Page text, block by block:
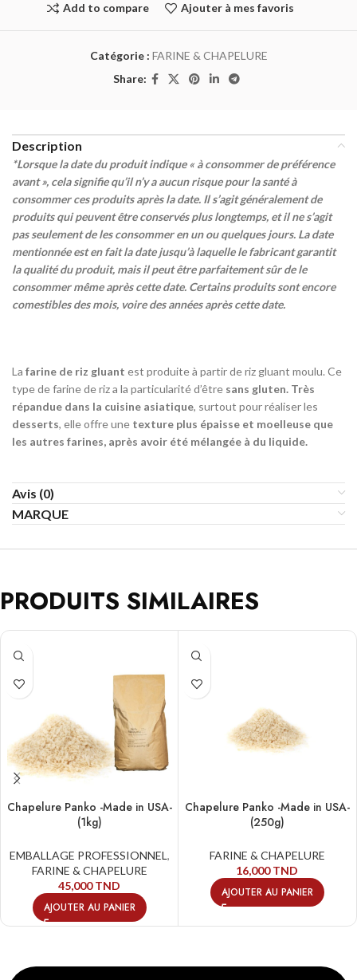
Add to compare Ajouter à mes favoris
Catégorie : FARINE & CHAPELURE
Share:
Description
*Lorsque la date du produit indique « à consommer de préférence
avant », cela signifie qu’il n’y a aucun risque pour la santé à
consommer ces produits après la date. Il s’agit généralement de
produits qui peuvent être conservés plus longtemps, et il ne s’agit
pas seulement de les consommer en un ou quelques jours. La date
mentionnée est en fait la date jusqu’à laquelle le fabricant garantit
la qualité du produit, mais il peut être parfaitement sûr de le
consommer même après cette date. Certains produits sont encore
comestibles des mois, voire des années après cette date.
La farine de riz gluant est produite à partir de riz gluant moulu. Ce
type de farine de riz a la particularité d’être sans gluten. Très
répandue dans la cuisine asiatique, surtout pour réaliser les
desserts, elle offre une texture plus épaisse et moelleuse que
les autres farines, après avoir été mélangée à du liquide.
Avis (0)
MARQUE
PRODUITS SIMILAIRES
Chapelure Panko -Made in USA-
(1kg)
EMBALLAGE PROFESSIONNEL ,
FARINE & CHAPELURE
45,000TND
AJOUTER AU PANIER
Chapelure Panko -Made in USA-
(250g)
FARINE & CHAPELURE
16,000TND
AJOUTER AU PANIER